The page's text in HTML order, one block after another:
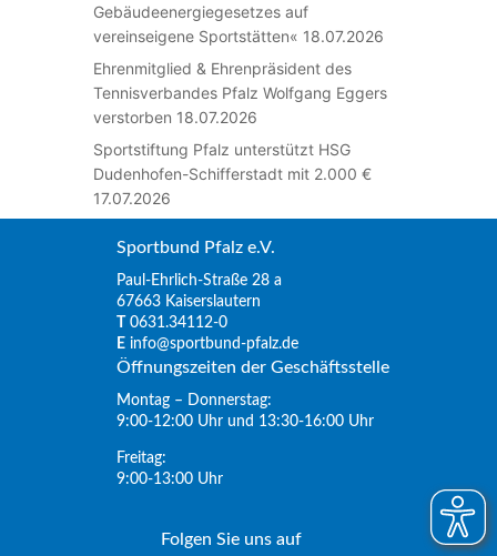
Gebäudeenergiegesetzes auf
vereinseigene Sportstätten« 18.07.2026
Ehrenmitglied & Ehrenpräsident des
Tennisverbandes Pfalz Wolfgang Eggers
verstorben 18.07.2026
Sportstiftung Pfalz unterstützt HSG
Dudenhofen-Schifferstadt mit 2.000 €
17.07.2026
Sportbund Pfalz e.V.
Paul-Ehrlich-Straße 28 a
67663 Kaiserslautern
T0631.34112-0
E info@sportbund-pfalz.de
Öffnungszeiten der Geschäftsstelle
Montag – Donnerstag:
9:00-12:00 Uhr und 13:30-16:00 Uhr
Freitag:
9:00-13:00 Uhr
Folgen Sie uns auf